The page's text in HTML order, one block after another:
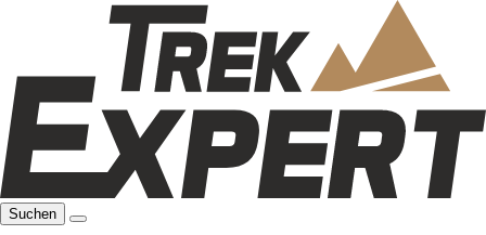
Suchen